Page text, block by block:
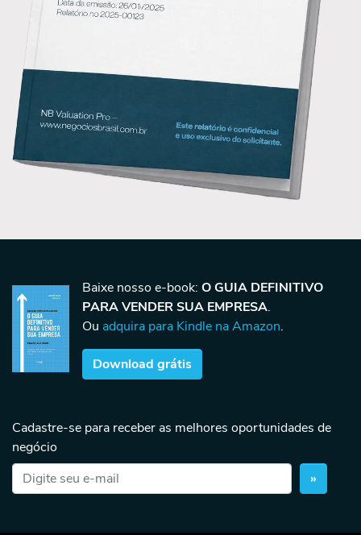
Baixe nosso e-book: O GUIA DEFINITIVO
PARA VENDER SUA EMPRESA.
Ou adquira para Kindle na Amazon.
Download grátis
Cadastre-se para receber as melhores oportunidades de
negócio
»